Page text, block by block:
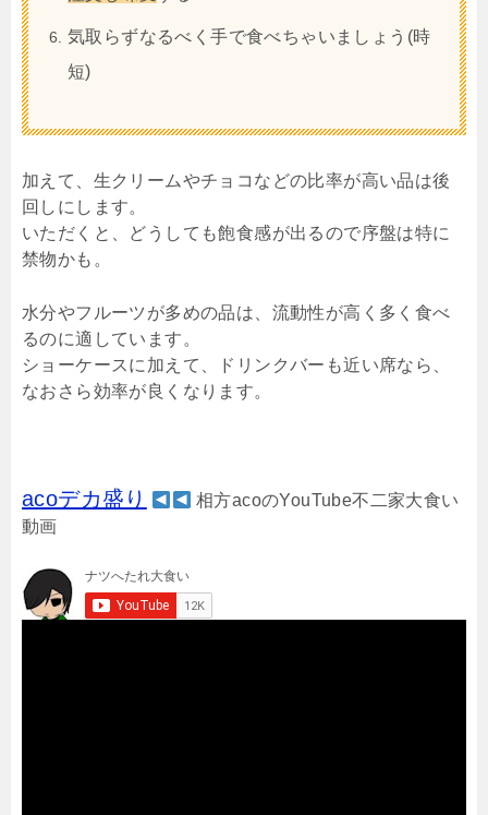
気取らずなるべく手で食べちゃいましょう(時
短)
加えて、生クリームやチョコなどの比率が高い品は後
回しにします。
いただくと、どうしても飽食感が出るので序盤は特に
禁物かも。
水分やフルーツが多めの品は、流動性が高く多く食べ
るのに適しています。
ショーケースに加えて、ドリンクバーも近い席なら、
なおさら効率が良くなります。
acoデカ盛り
相方acoのYouTube不二家大食い
動画